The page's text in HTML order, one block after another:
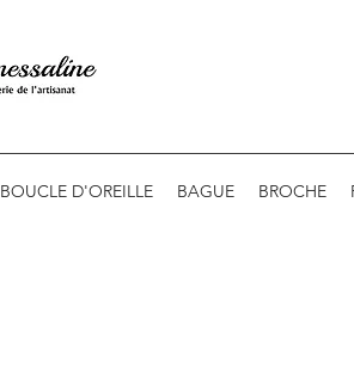
BOUCLE D'OREILLE BAGUE BROCHE